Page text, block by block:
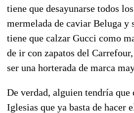
tiene que desayunarse todos
mermelada de caviar Beluga y
tiene que calzar Gucci como
de ir con zapatos del
ser una horterada de marca
De verdad, alguien tendría que
Iglesias que ya basta de hacer